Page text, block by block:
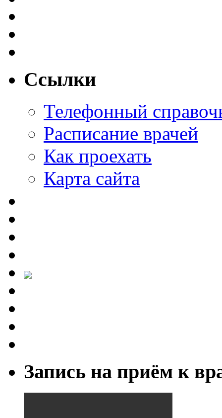
Ссылки
Телефонный
Расписание врачей
Как проехать
Карта сайта
Запись на приём к